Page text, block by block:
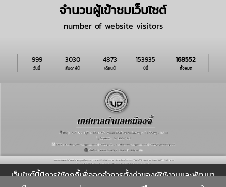
จำนวนผู้เข้าชมเว็บไซต์
number of website visitors
วันนี้
999
สัปดาห์นี้
3030
เดือนนี้
4873
ปีนี้
153935
ทั้งหมด
168552
นโยบายของเว็บไซต์|นโยบายการรักษาความมั่นคงปลอดภัย|
เว็บไซต์นี้มีการใช้คุกกี้เพื่อจดจำการตั้งค่าของผู้ใช้งานและพัฒนา